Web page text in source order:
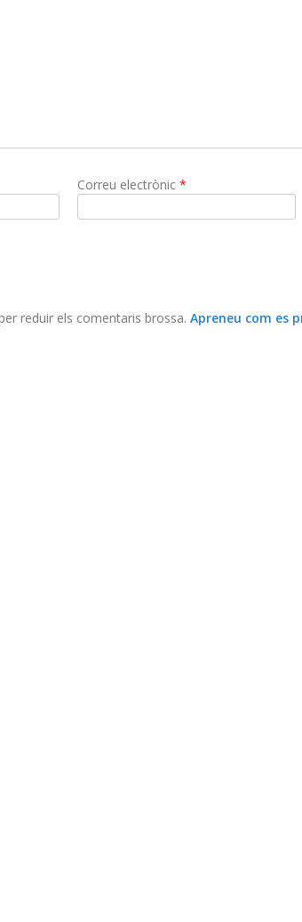
Correu electrònic *
reduir els comentaris brossa. Apreneu com es